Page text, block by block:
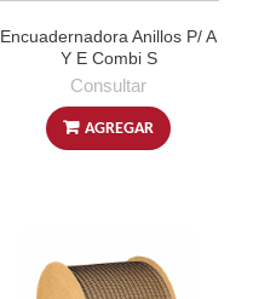
Encuadernadora Anillos P/ A
Y E Combi S
Consultar
AGREGAR